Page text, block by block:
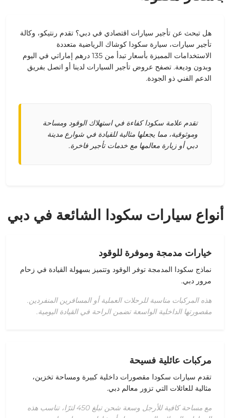
هل تبحث عن تأجير سيارات اقتصادي في دبي؟ تقدم رنتيكو، وكالة
تأجير سيارات، سيارة سكودا كوشاك الرياضية متعددة
الاستخدامات المميزة بأسعار تبدأ من 135 درهم إماراتي في اليوم
وبدون وديعة. تصفح عروض تأجير السيارات لدينا أو اتصل بفريق
الدعم الفني ذو الجودة.
تقدم علامة سكودا كفاءة في استهلاك الوقود ومساحة
وموثوقية، مما يجعلها مثالية للقيادة في شوارع مدينة
دبي أو زيارة معالمها مع خدمات تأجير فاخرة.
أنواع سيارات سكودا الشائعة في دبي
خيارات مدمجة وموفرة للوقود
نماذج سكودا المدمجة توفر الوقود وتتميز بسهولة القيادة في زحام
مرور دبي.
هذه المركبات مناسبة للرحلات العملية أو المسافرين المنفردين.
مقصورتها الداخلية الواسعة تضمن الراحة في القيادة اليومية.
مركبات عائلية فسيحة
تقدم سيارات سكودا مقصورات داخلية كبيرة ومساحة تخزين،
مثالية للعائلات التي تزور معالم دبي.
مع مساحة كافية للأرجل وسعة شحن تبلغ 450 لترًا، تناسب هذه